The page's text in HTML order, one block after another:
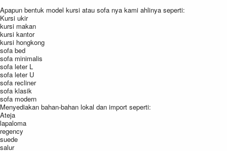
Apapun bentuk model kursi atau sofa nya kami ahlinya seperti:
Kursi ukir
kursi makan
kursi kantor
kursi hongkong
sofa bed
sofa minimalis
sofa leter L
sofa leter U
sofa recliner
sofa klasik
sofa modern
Menyediakan bahan-bahan lokal dan import seperti:
Ateja
lapaloma
regency
suede
salur